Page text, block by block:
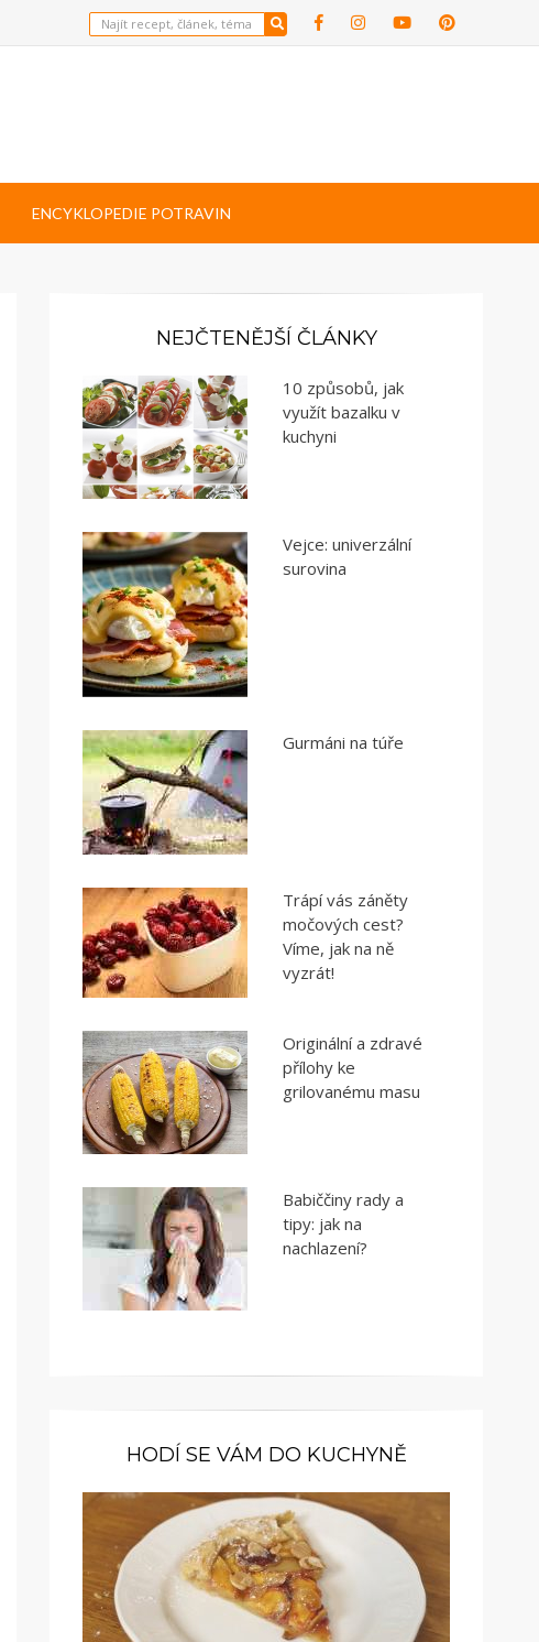
ENCYKLOPEDIE POTRAVIN
NEJČTENĚJŠÍ ČLÁNKY
10 způsobů, jak
využít bazalku v
kuchyni
Vejce: univerzální
surovina
Gurmáni na túře
Trápí vás záněty
močových cest?
Víme, jak na ně
vyzrát!
Originální a zdravé
přílohy ke
grilovanému masu
Babiččiny rady a
tipy: jak na
nachlazení?
HODÍ SE VÁM DO KUCHYNĚ